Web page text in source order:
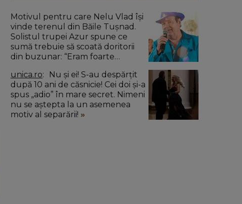
Motivul pentru care Nelu Vlad își
vinde terenul din Băile Tușnad.
Solistul trupei Azur spune ce
sumă trebuie să scoată doritorii
din buzunar: “Eram foarte
unica.ro
după 10 ani de căsnicie! Cei doi și-a
spus „adio” în mare secret. Nimeni
nu se aștepta la un asemenea
motiv al separării!